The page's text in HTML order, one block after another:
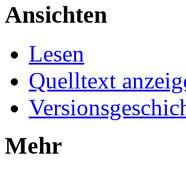
Ansichten
Lesen
Quelltext
Mehr